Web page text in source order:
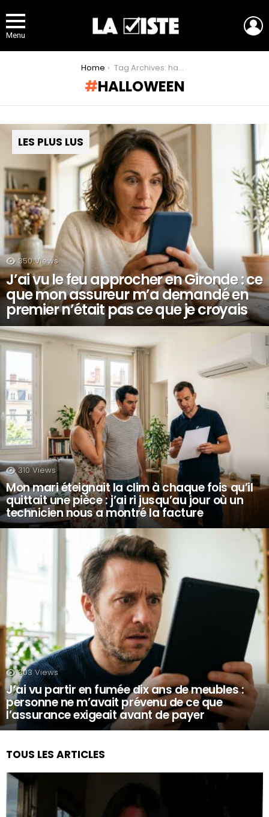
Menu
Home Tag Archives: halloween
HALLOWEEN
LES PLUS LUS
350 Views
J’ai vu le feu approcher en Gironde : ce
que mon assureur m’a demandé en
premier n’était pas ce que je croyais
310 Views
Mon mari éteignait la clim à chaque fois qu’il
quittait une pièce : j’ai ri jusqu’au jour où un
technicien nous a montré la facture
303 Views
J’ai vu partir en fumée dix ans de meubles :
personne ne m’avait prévenu de ce que
l’assurance exigeait avant de payer
TOUS LES ARTICLES